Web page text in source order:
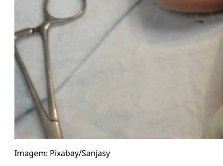
Imagem: Pixabay/Sanjasy